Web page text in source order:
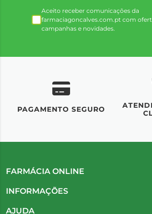
Aceito receber comunicações da
farmaciagoncalves.com.pt com
campanhas e novidades.
PAGAMENTO SEGURO
FARMÁCIA ONLINE
INFORMAÇÕES
AJUDA